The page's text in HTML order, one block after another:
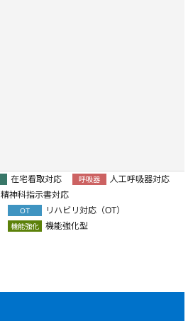
在宅看取対応 呼吸器 人工呼吸器対応
精神科指示書対応
OT リハビリ対応（OT）
機能強化 機能強化型